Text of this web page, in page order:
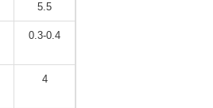
5.5
0.3-0.4
4